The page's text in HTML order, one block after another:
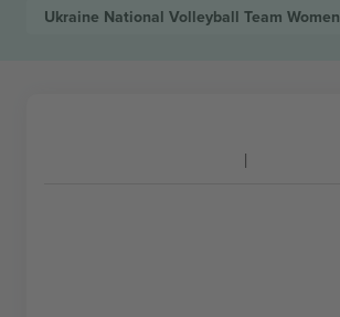
Ukraine National Volleyball Team Women